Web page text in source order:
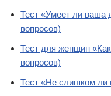
Тест «Умеет ли ваша
вопросов)
Тест для женщин
вопросов)
Тест «Не слишком ли